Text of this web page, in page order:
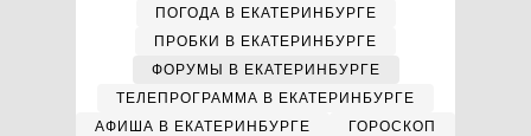
ПОГОДА В ЕКАТЕРИНБУРГЕ
ПРОБКИ В ЕКАТЕРИНБУРГЕ
ФОРУМЫ В ЕКАТЕРИНБУРГЕ
ТЕЛЕПРОГРАММА В ЕКАТЕРИНБУРГЕ
АФИША В ЕКАТЕРИНБУРГЕ
ГОРОСКОП